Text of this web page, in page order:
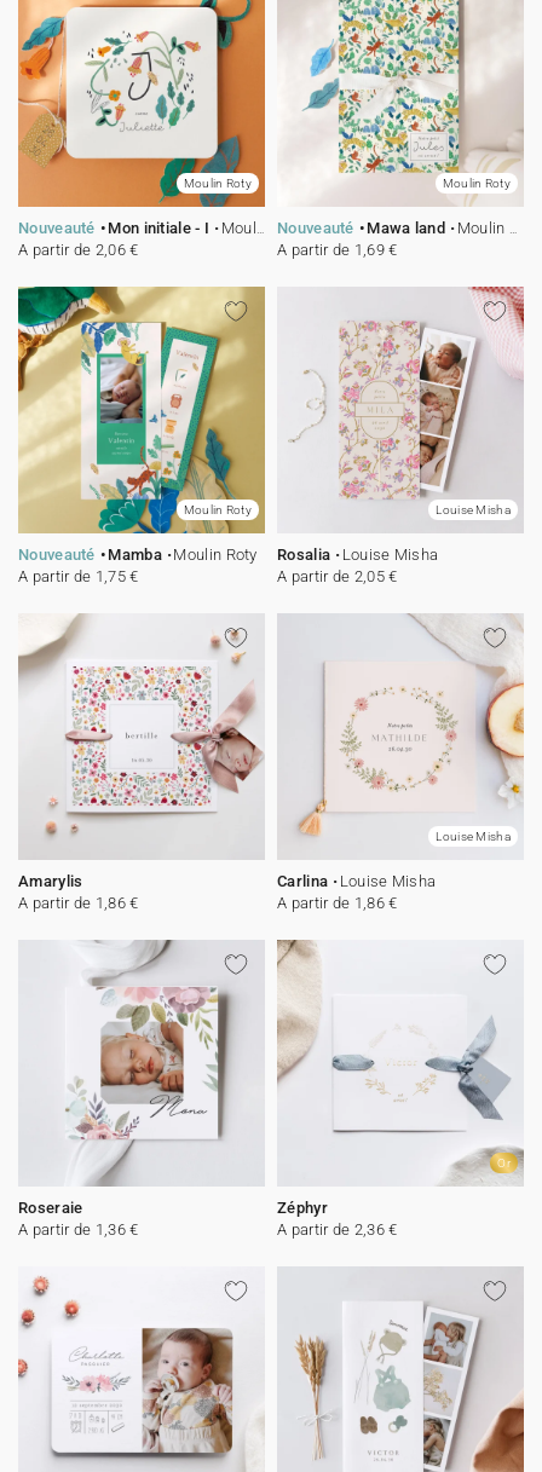
Moulin Roty
Nouveauté Mon initiale - I
Moulin Roty
A partir de 2,06 €
Moulin Roty
Nouveauté Mawa land
Moulin Roty
A partir de 1,69 €
Moulin Roty
Nouveauté Mamba
Moulin Roty
A partir de 1,75 €
Louise Misha
Rosalia
Louise Misha
A partir de 2,05 €
Amarylis
A partir de 1,86 €
Louise Misha
Carlina
Louise Misha
A partir de 1,86 €
Roseraie
A partir de 1,36 €
Or
Zéphyr
A partir de 2,36 €